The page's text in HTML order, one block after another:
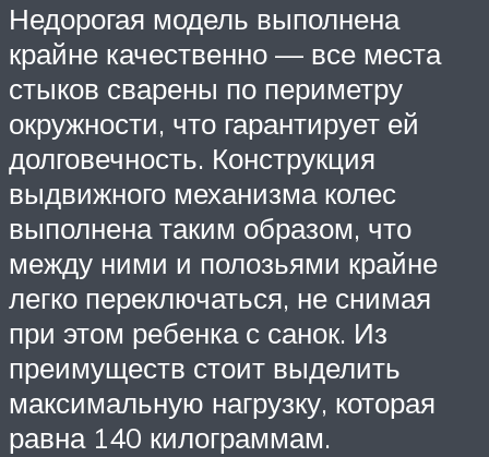
Недорогая модель выполнена
крайне качественно — все места
стыков сварены по периметру
окружности, что гарантирует ей
долговечность. Конструкция
выдвижного механизма колес
выполнена таким образом, что
между ними и полозьями крайне
легко переключаться, не снимая
при этом ребенка с санок. Из
преимуществ стоит выделить
максимальную нагрузку, которая
равна 140 килограммам.